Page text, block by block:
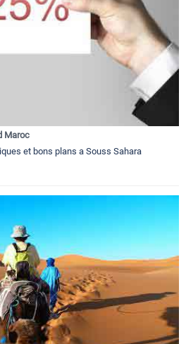
Maroc
et bons plans a Souss Sahara